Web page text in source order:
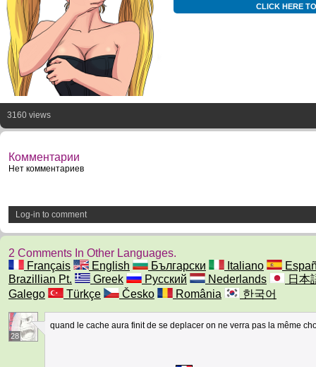
CLICK HERE
3160 views
Комментарии
Нет комментариев
Log-in to comment
2 Comments In Other Languages.
Français
English Български Italiano
Brazillian Pt.
Greek Русский Nederlands
日本
Galego
Türkçe Česko România 한국어
28
quand le cache aura finit de se deplacer on ne verra pas la même